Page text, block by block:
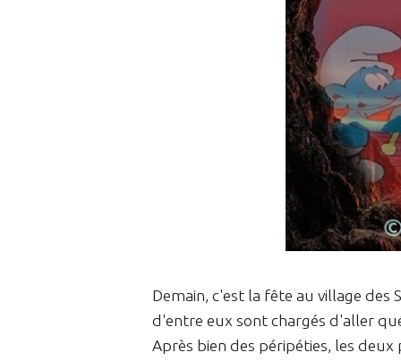
Demain, c'est la fête au village
d'entre eux sont chargés d'aller
Après bien des péripéties, les